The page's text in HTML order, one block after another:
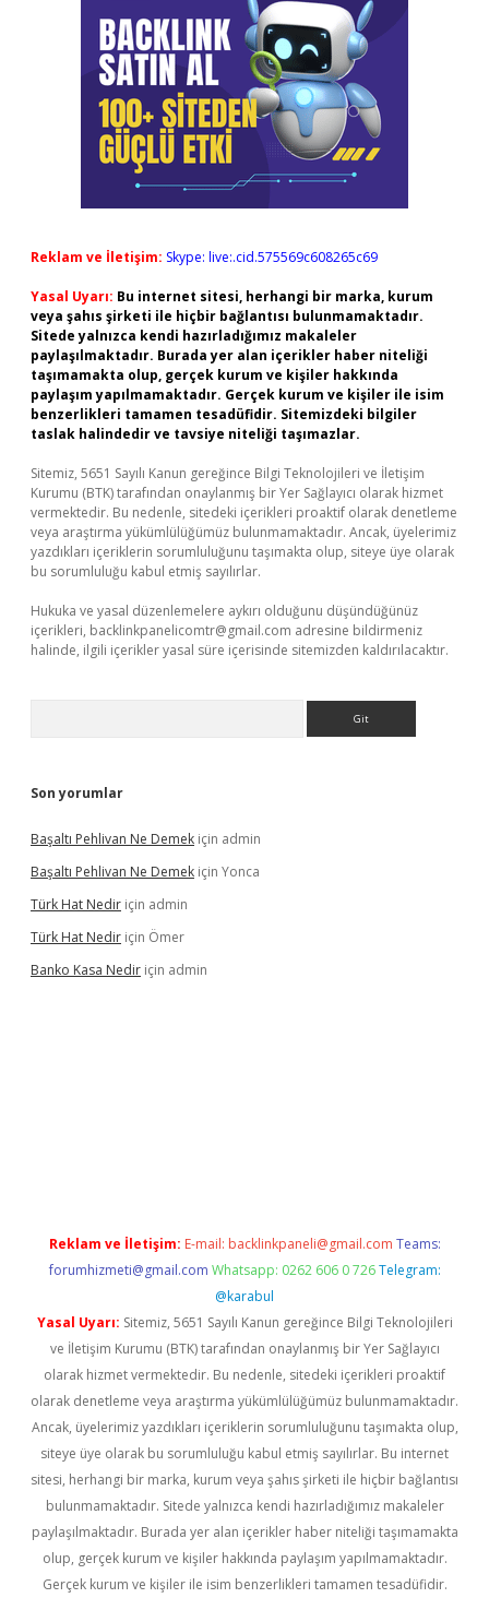
Reklam ve İletişim: Skype: live:.cid.575569c608265c69
Yasal Uyarı: Bu internet sitesi, herhangi bir marka, kurum
veya şahıs şirketi ile hiçbir bağlantısı bulunmamaktadır.
Sitede yalnızca kendi hazırladığımız makaleler
paylaşılmaktadır. Burada yer alan içerikler haber niteliği
taşımamakta olup, gerçek kurum ve kişiler hakkında
paylaşım yapılmamaktadır. Gerçek kurum ve kişiler ile isim
benzerlikleri tamamen tesadüfidir. Sitemizdeki bilgiler
taslak halindedir ve tavsiye niteliği taşımazlar.
Sitemiz, 5651 Sayılı Kanun gereğince Bilgi Teknolojileri ve İletişim
Kurumu (BTK) tarafından onaylanmış bir Yer Sağlayıcı olarak hizmet
vermektedir. Bu nedenle, sitedeki içerikleri proaktif olarak denetleme
veya araştırma yükümlülüğümüz bulunmamaktadır. Ancak, üyelerimiz
yazdıkları içeriklerin sorumluluğunu taşımakta olup, siteye üye olarak
bu sorumluluğu kabul etmiş sayılırlar.
Hukuka ve yasal düzenlemelere aykırı olduğunu düşündüğünüz
içerikleri, backlinkpanelicomtr@gmail.com adresine bildirmeniz
halinde, ilgili içerikler yasal süre içerisinde sitemizden kaldırılacaktır.
Son yorumlar
Başaltı Pehlivan Ne Demek için admin
Başaltı Pehlivan Ne Demek için Yonca
Türk Hat Nedir için admin
Türk Hat Nedir için Ömer
Banko Kasa Nedir için admin
Reklam ve İletişim: E-mail: backlinkpaneli@gmail.com Teams:
forumhizmeti@gmail.com Whatsapp: 0262 606 0 726 Telegram:
@karabul
Yasal Uyarı: Sitemiz, 5651 Sayılı Kanun gereğince Bilgi Teknolojileri
ve İletişim Kurumu (BTK) tarafından onaylanmış bir Yer Sağlayıcı
olarak hizmet vermektedir. Bu nedenle, sitedeki içerikleri proaktif
olarak denetleme veya araştırma yükümlülüğümüz bulunmamaktadır.
Ancak, üyelerimiz yazdıkları içeriklerin sorumluluğunu taşımakta olup,
siteye üye olarak bu sorumluluğu kabul etmiş sayılırlar. Bu internet
sitesi, herhangi bir marka, kurum veya şahıs şirketi ile hiçbir bağlantısı
bulunmamaktadır. Sitede yalnızca kendi hazırladığımız makaleler
paylaşılmaktadır. Burada yer alan içerikler haber niteliği taşımamakta
olup, gerçek kurum ve kişiler hakkında paylaşım yapılmamaktadır.
Gerçek kurum ve kişiler ile isim benzerlikleri tamamen tesadüfidir.